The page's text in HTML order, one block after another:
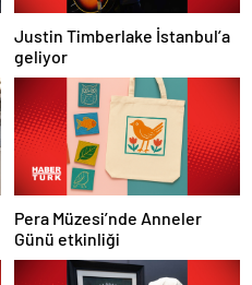
Justin Timberlake İstanbul’a
geliyor
Pera Müzesi’nde Anneler
Günü etkinliği